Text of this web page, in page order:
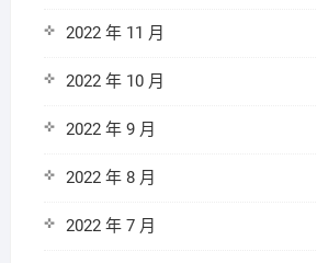
2022 年 11 月
2022 年 10 月
2022 年 9 月
2022 年 8 月
2022 年 7 月